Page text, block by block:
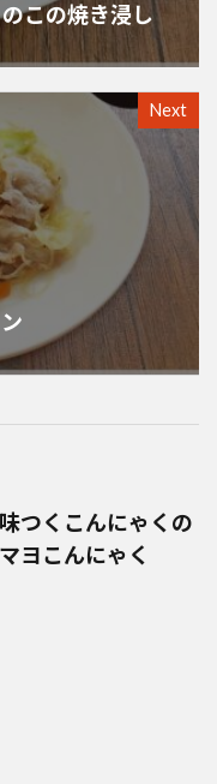
この焼き浸し
Next
つくこんにゃくの
ヨこんにゃく